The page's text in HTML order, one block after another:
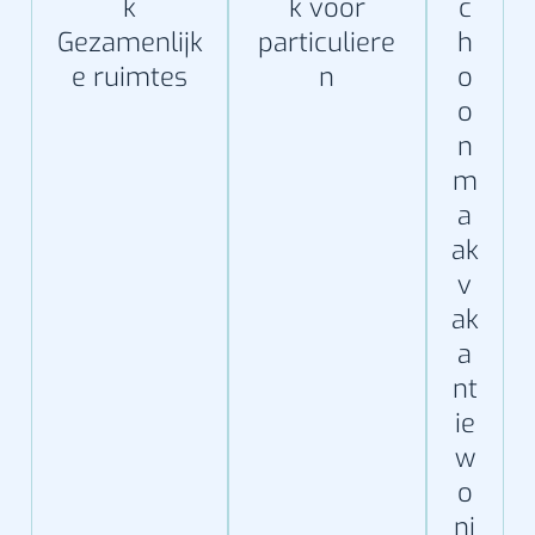
k
Gezamenlijk
e ruimtes
k voor
particuliere
n
c
h
o
o
n
m
a
ak
v
ak
a
nt
ie
w
o
ni